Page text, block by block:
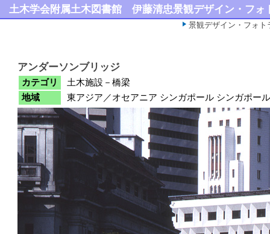
土木学会附属土木図書館 伊藤清忠景観デザイン・フォ
景観デザイン・フォ
アンダーソンブリッジ
カテゴリ
土木施設－橋梁
地域
東アジア／オセアニア シンガポール シンガポー